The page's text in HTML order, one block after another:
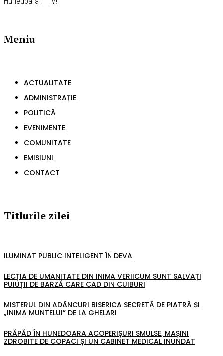
Meniu
ACTUALITATE
ADMINISTRAȚIE
POLITICĂ
EVENIMENTE
COMUNITATE
EMISIUNI
CONTACT
Titlurile zilei
ILUMINAT PUBLIC INTELIGENT ÎN DEVA
LECȚIA DE UMANITATE DIN INIMA VERIICUM SUNT SALVAȚI
PUIUȚII DE BARZĂ CARE CAD DIN CUIBURI
MISTERUL DIN ADÂNCURI BISERICA SECRETĂ DE PIATRĂ ȘI
„INIMA MUNTELUI” DE LA GHELARI
PRĂPĂD ÎN HUNEDOARA ACOPERIȘURI SMULSE, MAȘINI
ZDROBITE DE COPACI ȘI UN CABINET MEDICAL INUNDAT